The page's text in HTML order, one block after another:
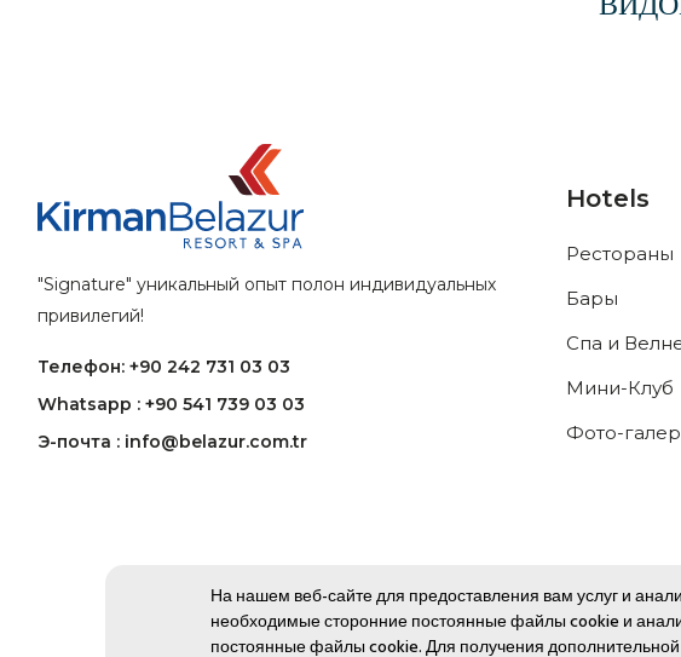
На нашем веб-сайте для предоставления вам услуг и
необходимые сторонние постоянные файлы cookie и
постоянные файлы cookie. Для получения
"Signature" уникальный опыт полон индивидуальных
привилегий!
Телефон: +90 242 731 03 03
Whatsapp : +90 541 739 03 03
Э-почта : info@belazur.com.tr
Hotels
Рестораны
Бары
Спа и
Мини-Клуб
Фото-